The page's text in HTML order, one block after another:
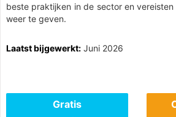
beste praktijken in de sector en
weer te geven.
Laatst bijgewerkt: Juni 2026
Gratis